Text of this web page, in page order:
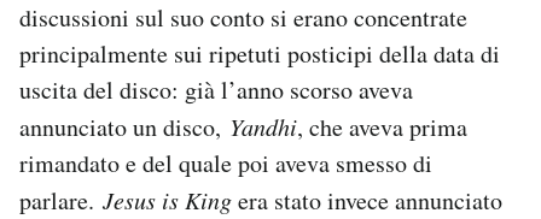
discussioni sul suo conto si erano concentrate
principalmente sui ripetuti posticipi della data di
uscita del disco: già l’anno scorso aveva
annunciato un disco, Yandhi, che aveva prima
rimandato e del quale poi aveva smesso di
parlare. Jesus is Kingera stato invece annunciato